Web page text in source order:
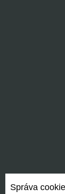
Správa